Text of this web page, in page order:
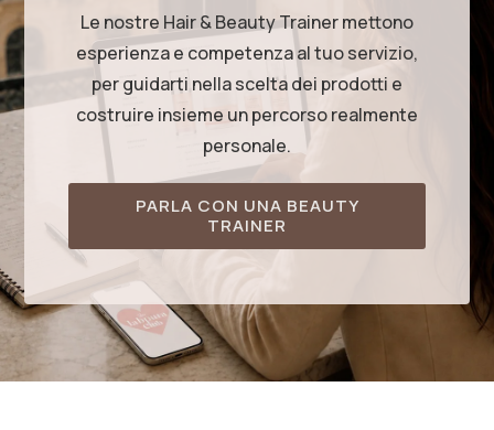
Le nostre Hair & Beauty Trainer mettono
esperienza e competenza al tuo servizio,
per guidarti nella scelta dei prodotti e
costruire insieme un percorso realmente
personale.
PARLA CON UNA BEAUTY
TRAINER